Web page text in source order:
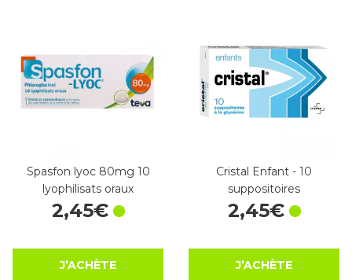
Spasfon lyoc 80mg 10
lyophilisats oraux
2,45€
J’ACHÈTE
Cristal Enfant - 10
suppositoires
2,45€
J’ACHÈTE